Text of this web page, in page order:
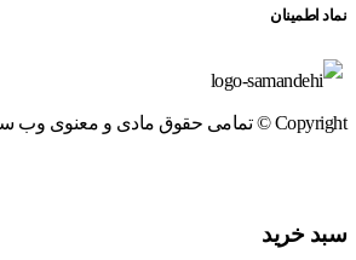
نماد اطمینان
Copyright © تمامی حقوق مادی و معنوی وب سایت محفوظ می باشد
سبد خرید